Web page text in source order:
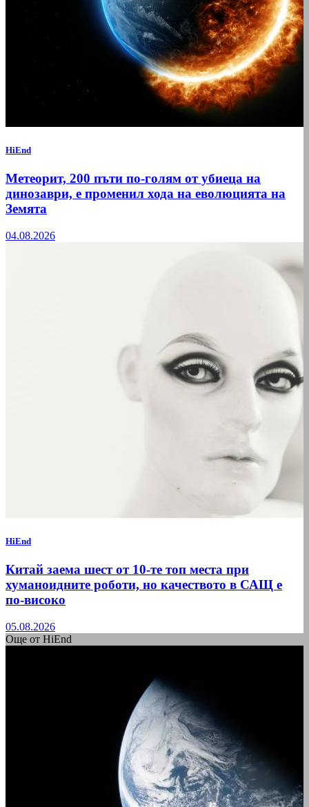
HiEnd
Метеорит, 200 пъти по-голям от убиеца на
динозаври, е променил хода на еволюцията на
Земята
04.08.2026
HiEnd
Китай заема шест от 10-те топ места при
хуманоидните роботи, но качеството в САЩ е
по-високо
05.08.2026
Още от HiEnd